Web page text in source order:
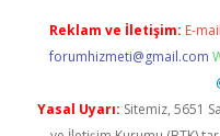
Reklam ve İletişim: E-
forumhizmeti@gmail.com
Yasal Uyarı: Sitemiz, 5651